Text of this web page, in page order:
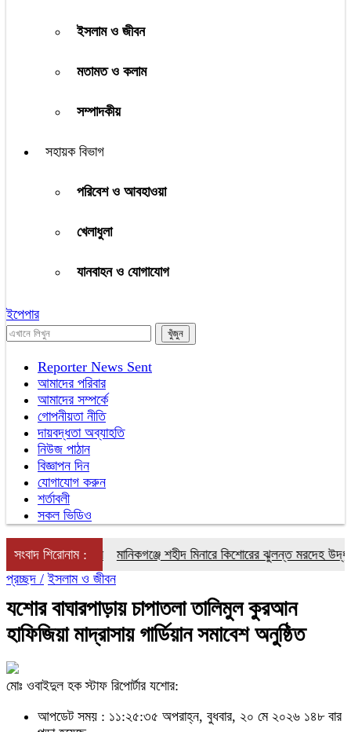
ইসলাম ও জীবন
মতামত ও কলাম
সম্পাদকীয়
সহায়ক বিভাগ
পরিবেশ ও আবহাওয়া
খেলাধুলা
যানবাহন ও যোগাযোগ
ইপেপার
Reporter News Sent
আমাদের পরিবার
আমাদের সম্পর্কে
গোপনীয়তা নীতি
দায়বদ্ধতা অব্যাহতি
নিউজ পাঠান
বিজ্ঞাপন দিন
যোগাযোগ করুন
শর্তাবলী
সকল ভিডিও
সংবাদ শিরোনাম :
দশক আগের নিয়ম মানিকগঞ্জে শহীদ মিনারে কিশোরের ঝুলন্ত মরদেহ উদ্ধার
প্রচ্ছদ / ইসলাম ও জীবন
যশোর বাঘারপাড়ায় চাপাতলা তালিমুল কুরআন
হাফিজিয়া মাদ্রাসায় গার্ডিয়ান সমাবেশ অনুষ্ঠিত
মোঃ ওবাইদুল হক স্টাফ রিপোর্টার যশোর:
আপডেট সময় : ১১:২৫:৩৫ অপরাহ্ন, বুধবার, ২০ মে ২০২৬ ১৪৮ বার